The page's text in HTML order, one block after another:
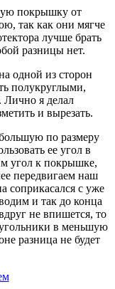
покрышку от
так как они мягче
лучше брать
разницы нет.
одной из сторон
полукруглыми,
я делал
и вырезать.
по размеру
ее угол в
угол к покрышке,
передвигаем наш
соприкасался с уже
и так до конца
не впишется, то
в меньшую
разница не будет